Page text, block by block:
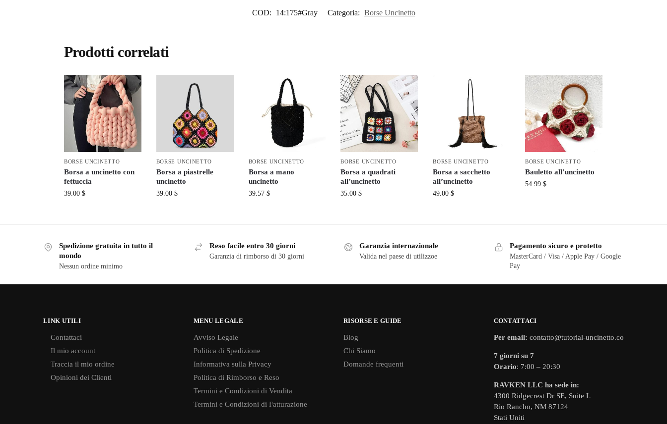
COD: 14:175#Gray Categoria: Borse Uncinetto
Prodotti correlati
BORSE UNCINETTO
Borsa a uncinetto con
fettuccia
39.00 $
BORSE UNCINETTO
Borsa a piastrelle
uncinetto
39.00 $
BORSE UNCINETTO
Borsa a mano
uncinetto
39.57 $
BORSE UNCINETTO
Borsa a quadrati
all’uncinetto
35.00$
BORSE UNCINETTO
Borsa a sacchetto
all’uncinetto
49.00$
BORSE UNCINETTO
Bauletto all’uncinetto
54.99 $
Spedizione gratuita in tutto il
mondo
Nessun ordine minimo
Reso facile entro 30 giorni
Garanzia di rimborso di 30 giorni
Garanzia internazionale
Valida nel paese di utilizzoe
Pagamento sicuro e protetto
MasterCard / Visa / Apple Pay / Google
Pay
LINK UTILI
Contattaci
Il mio account
Traccia il mio ordine
Opinioni dei Clienti
MENU LEGALE
Avviso Legale
Politica di Spedizione
Informativa sulla Privacy
Politica di Rimborso e Reso
Termini e Condizioni di Vendita
Termini e Condizioni di Fatturazione
RISORSE E GUIDE
Blog
Chi Siamo
Domande frequenti
CONTATTACI
Per email: contatto@tutorial-uncinetto.co
7 giorni su 7
Orario: 7:00 – 20:30
RAVKEN LLC ha sede in:
4300 Ridgecrest Dr SE, Suite L
Rio Rancho, NM 87124
Stati Uniti